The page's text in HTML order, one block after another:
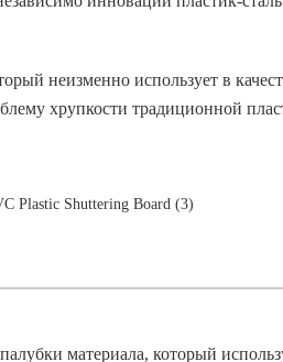
неизменно использует в
хрупкости традиционной
материала, который